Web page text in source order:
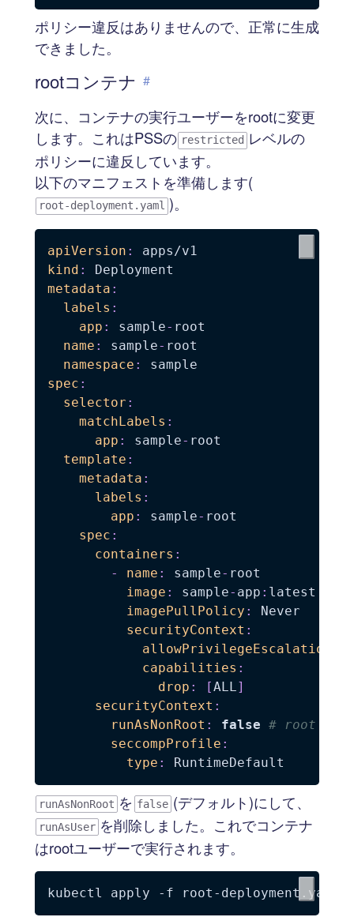
ポリシー違反はありませんので、正常に生成
できました。
rootコンテナ #
次に、コンテナの実行ユーザーをrootに変更
します。これはPSSの restricted レベルの
ポリシーに違反しています。
以下のマニフェストを準備します(
root-deployment.yaml )。
apiVersion :
kind :
metadata :
labels :
app : sample- root
name : sample- root
namespace :
spec :
selector :
matchLabels :
app : sample- root
template :
metadata :
labels :
app : sample- root
spec :
containers :
-
name : sample- root
image : sample- app : latest
imagePullPolicy :
Never
securityContext :
allowPrivilegeEscalation
capabilities :
drop : [ALL ]
securityContext :
runAsNonRoot : false # root
seccompProfile :
type :
runAsNonRoot を false (デフォルト)にして、
runAsUser を削除しました。これでコンテナ
はrootユーザーで実行されます。
kubectl apply -f